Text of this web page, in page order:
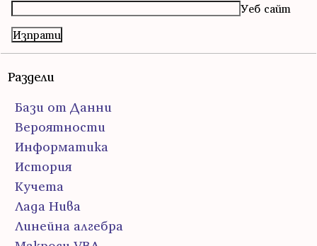
Уеб сайт
Раздели
Бази от Данни
Вероятности
Информатика
История
Кучета
Лада Нива
Линейна алгебра